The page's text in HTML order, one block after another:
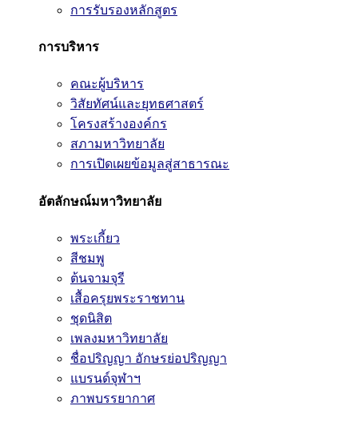
การรับรองหลักสูตร
การบริหาร
คณะผู้บริหาร
วิสัยทัศน์และยุทธศาสตร์
โครงสร้างองค์กร
สภามหาวิทยาลัย
การเปิดเผยข้อมูลสู่สาธารณะ
อัตลักษณ์มหาวิทยาลัย
พระเกี้ยว
สีชมพู
ต้นจามจุรี
เสื้อครุยพระราชทาน
ชุดนิสิต
เพลงมหาวิทยาลัย
ชื่อปริญญา อักษรย่อปริญญา
แบรนด์จุฬาฯ
ภาพบรรยากาศ